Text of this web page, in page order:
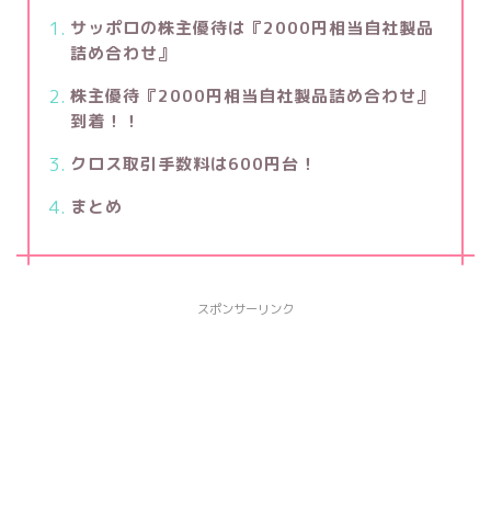
サッポロの株主優待は『2000円相当自社製品
詰め合わせ』
株主優待『2000円相当自社製品詰め合わせ』
到着！！
クロス取引手数料は600円台！
まとめ
スポンサーリンク